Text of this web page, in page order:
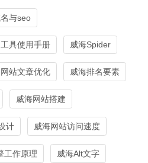
与seo
具使用手册 威海Spider
站文章优化 威海排名要素
威海网站搭建
计 威海网站访问速度
工作原理 威海Alt文字